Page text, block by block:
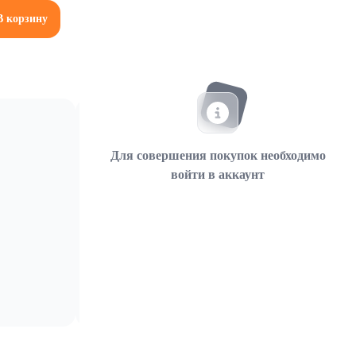
корзину
Для совершения покупок необходимо
войти в аккаунт